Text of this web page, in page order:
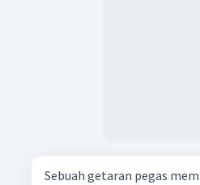
Sebuah getaran pegas